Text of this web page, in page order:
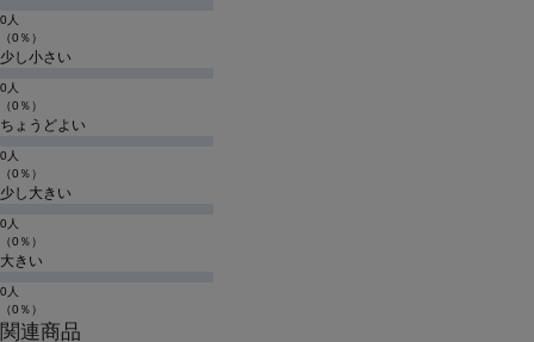
0人
（0％）
少し小さい
0人
（0％）
ちょうどよい
0人
（0％）
少し大きい
0人
（0％）
大きい
0人
（0％）
関連商品